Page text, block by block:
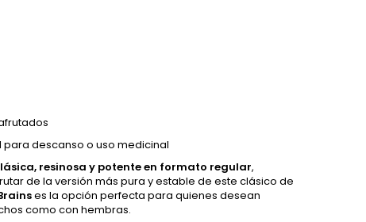
descanso o uso medicinal
resinosa y potente en formato regular,
de la versión más pura y estable de este clásico de
es la opción perfecta para quienes desean
como con hembras.